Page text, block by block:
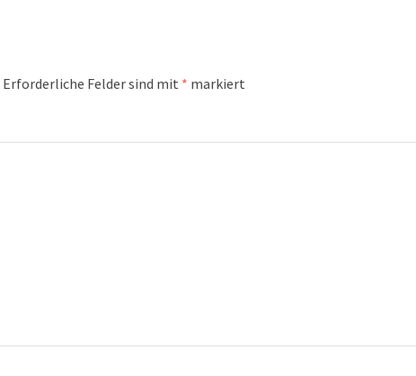
Erforderliche Felder sind mit * markiert